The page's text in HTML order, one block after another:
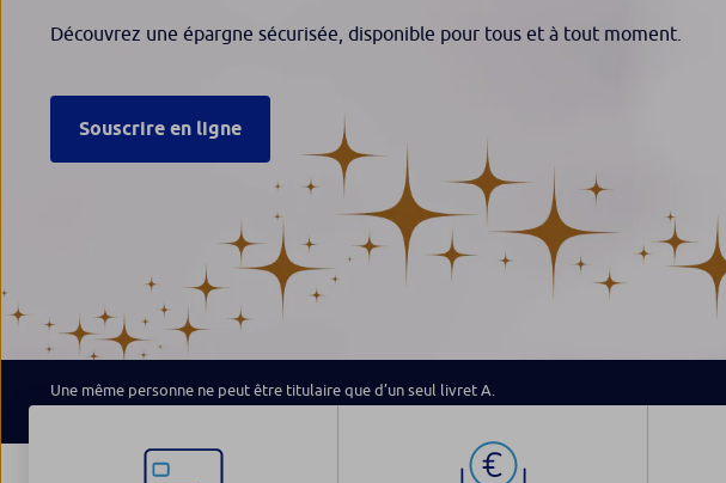
Découvrez une épargne sécurisée, disponible pour tous et à tout moment.
Souscrire en ligne
Une même personne ne peut être titulaire que d’un seul livret A.